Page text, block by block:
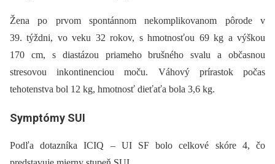
Žena po prvom spontánnom nekomplikovanom pôrode v
39. týždni, vo veku 32 rokov, s hmotnosťou 69 kg a výškou
170 cm, s diastázou priameho brušného svalu a občasnou
stresovou inkontinenciou moču. Váhový prírastok počas
tehotenstva bol 12 kg, hmotnosť dieťaťa bola 3,6 kg.
Symptómy SUI
Podľa dotazníka ICIQ –⁠ UI SF bolo celkové skóre 4, čo